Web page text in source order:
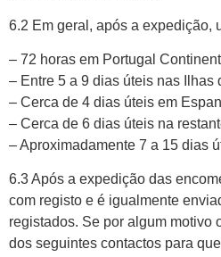
6.2 Em geral, após a expedição,
– 72 horas em Portugal
– Entre 5 a 9 dias úteis nas Ilhas
– Cerca de 4 dias úteis em
– Cerca de 6 dias úteis na
– Aproximadamente 7 a 15 dias
6.3 Após a expedição das
com registo e é igualmente
registados. Se por algum motivo
dos seguintes contactos para